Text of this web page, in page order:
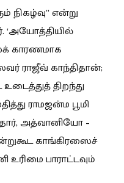
நிகழ்வு” என்று
‘அயோத்தியில்
காரணமாக
ராஜீவ் காந்திதான்;
திறந்து
ராமஜன்ம பூமி
அத்வானியோ –
காங்கிரஸைச்
பாராட்டவும்